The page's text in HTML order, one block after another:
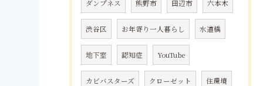
ダンプネス 熊野市 田辺市 六本木
渋谷区 お年寄り一人暮らし 水道橋
地下室 認知症 YouTube
カビバスターズ クローゼット 住環境